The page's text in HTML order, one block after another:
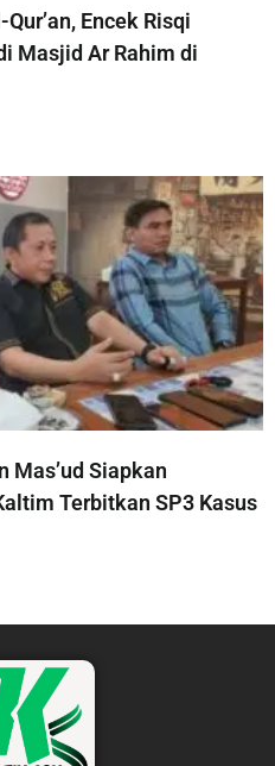
Encek Risqi
Masjid Ar Rahim di
Mas’ud Siapkan
Terbitkan SP3 Kasus